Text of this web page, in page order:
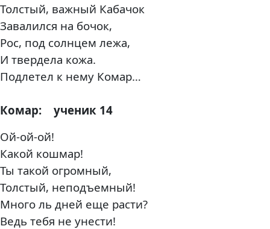
Толстый, важный Кабачок
Завалился на бочок,
Рос, под солнцем лежа,
И твердела кожа.
Подлетел к нему Комар…
Комар:
ученик 14
Ой-ой-ой!
Какой кошмар!
Ты такой огромный,
Толстый, неподъемный!
Много ль дней еще расти?
Ведь тебя не унести!